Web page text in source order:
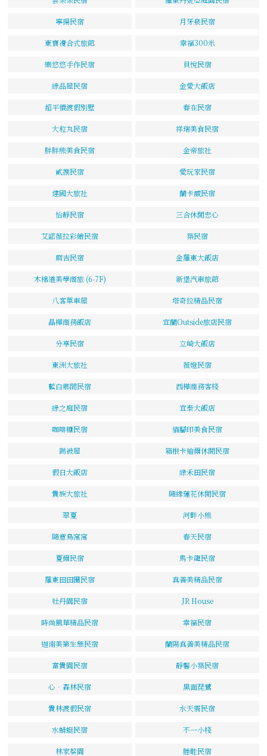
寧揚民宿 月牙泉民宿
東寶複合式旅館 幸福300米
樂悠悠手作民宿 貝悅民宿
綠品屋民宿 金愛大飯店
超平價渡假別墅 春在民宿
大粒丸民宿 祥瑞美食民宿
胖胖熊美食民宿 金帝旅社
貳捌民宿 愛玩家民宿
建國大旅社 蘭卡威民宿
怡靜民宿 三合休閒忠心
艾諾薇拉彩繪民宿 築民宿
麻吉民宿 金羅東大飯店
木棉道美學商旅 (6-7F) 新堡汽車旅館
八客單車屋 塔奇拉精品民宿
晶樺商務飯店 宜蘭Outside旅店民宿
分享民宿 立崎大飯店
東洲大旅社 薇嬁民宿
藍白鄉間民宿 西樺商務客棧
綠之庭民宿 宜泰大飯店
咖啡糖民宿 貓腳印美食民宿
踢被屋 箱根卡迪爾休閒民宿
假日大飯店 綠禾田民宿
貴族大旅社 隨緣蓮花休閒民宿
翠夏 河畔小熊
隨意鳥窩窩 春天民宿
夏爾民宿 馬卡龍民宿
羅東田田圈民宿 真善美精品民宿
牡丹園民宿 JR House
時尚風華精品民宿 幸福民宿
迦南美第生態民宿 蘭陽真善美精品民宿
富貴園民宿 靜馨小築民宿
心‧森林民宿 黑面琵鷺
貴林渡假民宿 水天需民宿
水蜻蜓民宿 不一小棧
林家蔡園 塍畦民宿